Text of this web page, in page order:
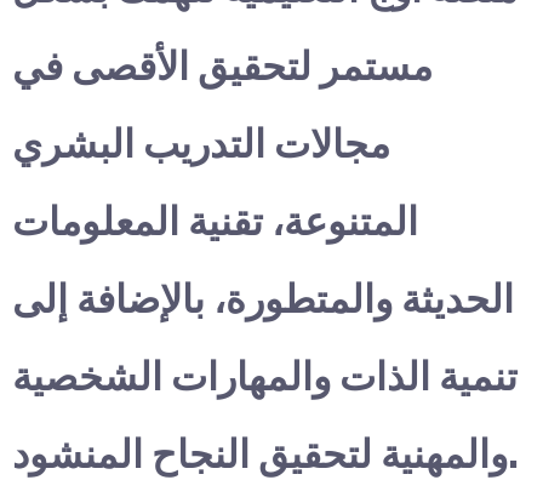
مستمر لتحقيق الأقصى في
مجالات التدريب البشري
المتنوعة، تقنية المعلومات
الحديثة والمتطورة، بالإضافة إلى
تنمية الذات والمهارات الشخصية
والمهنية لتحقيق النجاح المنشود.